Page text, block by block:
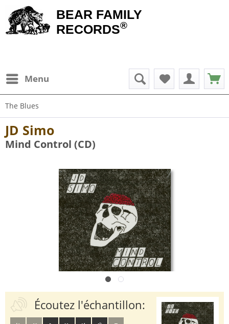
BEAR FAMILY
RECORDS®
Menu
The Blues
JD Simo
Mind Control (CD)
Écoutez l'échantillon: